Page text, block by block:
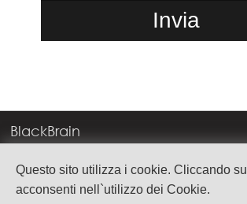
Questo sito utilizza i cookie. Cliccando su
acconsenti nell`utilizzo dei Cookie.
BlackBrain
Corso Milano, 83
37138 Verona